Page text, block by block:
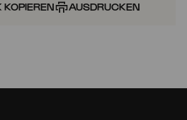
KOPIEREN AUSDRUCKEN